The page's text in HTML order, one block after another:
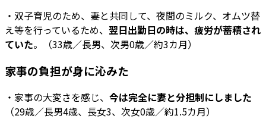
・双子育児のため、妻と共同して、夜間のミルク、オムツ替
え等を行っているため、 翌日出勤日の時は、疲労が蓄積され
ていた。（33歳／長男、次男0歳／約3カ月）
家事の負担が身に沁みた
・家事の大変さを感じ、 今は完全に妻と分担制にしました
（29歳／長男4歳、長女3、次女0歳／約1.5カ月）